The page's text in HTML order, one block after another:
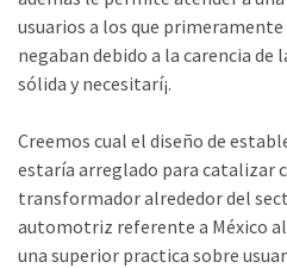
usuarios a los que
negaban debido a la carencia de
sólida y necesitarí¡.
Creemos cual el diseño de
estaría arreglado para catalizar
transformador alrededor del
automotriz referente a México
una superior practica sobre